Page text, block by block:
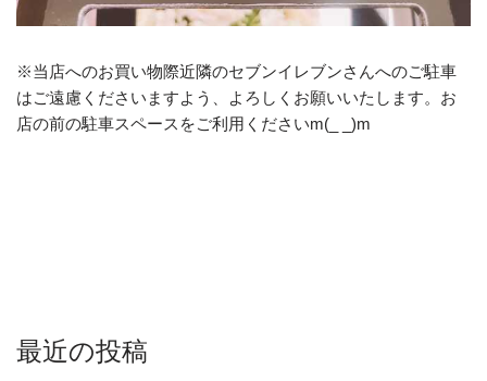
※当店へのお買い物際近隣のセブンイレブンさんへのご駐車
はご遠慮くださいますよう、よろしくお願いいたします。お
店の前の駐車スペースをご利用くださいm(_ _)m
最近の投稿